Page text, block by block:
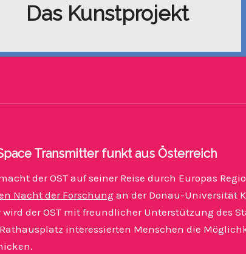
Das Kunstprojekt
Transmitter funkt aus Österreich
der OST auf seiner Reise durch Europas
Nacht der Forschung an der Donau-Universität
der OST mit freundlicher Unterstützung des
interessierten Menschen die